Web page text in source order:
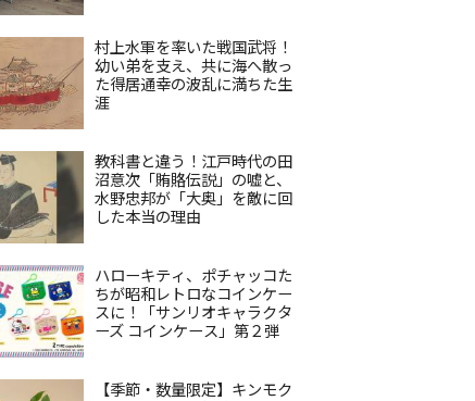
村上水軍を率いた戦国武将！
幼い弟を支え、共に海へ散っ
た得居通幸の波乱に満ちた生
涯
教科書と違う！江戸時代の田
沼意次「賄賂伝説」の嘘と、
水野忠邦が「大奥」を敵に回
した本当の理由
ハローキティ、ポチャッコた
ちが昭和レトロなコインケー
スに！「サンリオキャラクタ
ーズ コインケース」第２弾
【季節・数量限定】キンモク